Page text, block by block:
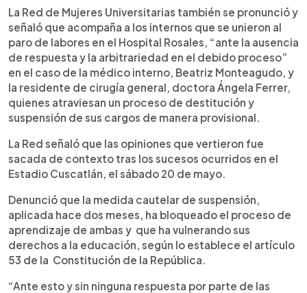
La Red de Mujeres Universitarias también se pronunció y
señaló que acompaña a los internos que se unieron al
paro de labores en el Hospital Rosales, “ante la ausencia
de respuesta y la arbitrariedad en el debido proceso”
en el caso de la médico interno, Beatriz Monteagudo, y
la residente de cirugía general, doctora Ángela Ferrer,
quienes atraviesan un proceso de destitución y
suspensión de sus cargos de manera provisional.
La Red señaló que las opiniones que vertieron fue
sacada de contexto tras los sucesos ocurridos en el
Estadio Cuscatlán, el sábado 20 de mayo.
Denunció que la medida cautelar de suspensión,
aplicada hace dos meses, ha bloqueado el proceso de
aprendizaje de ambas y que ha vulnerando sus
derechos a la educación, según lo establece el artículo
53 de la Constitución de la República.
“Ante esto y sin ninguna respuesta por parte de las